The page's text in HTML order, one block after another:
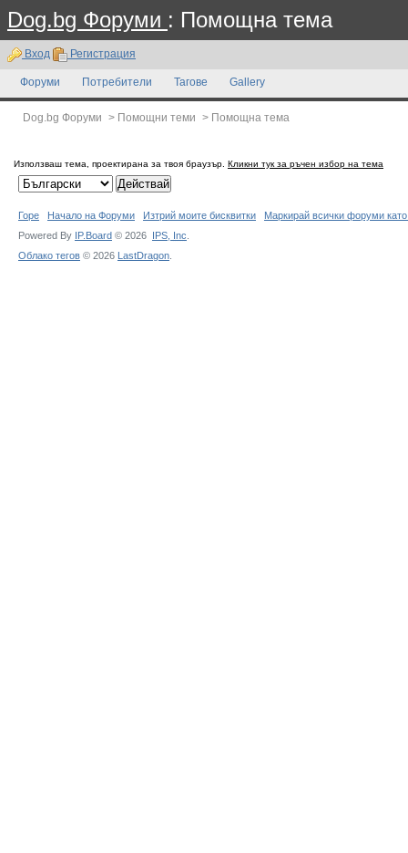
Dog.bg Форуми : Помощна тема
Вход Регистрация
Форуми Потребители Тагове Gallery
Dog.bg Форуми > Помощни теми > Помощна тема
Използваш тема, проектирана за твоя браузър. Кликни тук за ръчен избор на тема
Горе Начало на Форуми Изтрий моите бисквитки
Маркирай всички форуми
Powered By IP.Board © 2026 IPS, Inc
Облако тегов © 2026 LastDragon